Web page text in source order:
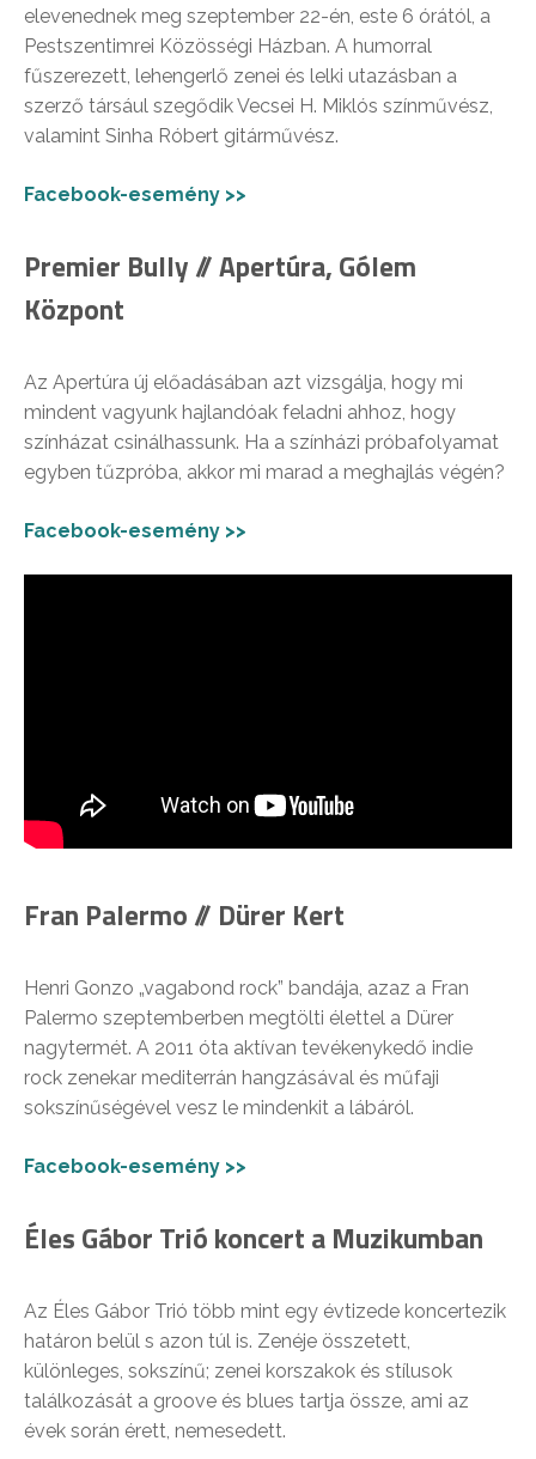
elevenednek meg szeptember 22-én, este 6 órától, a
Pestszentimrei Közösségi Házban. A humorral
fűszerezett, lehengerlő zenei és lelki utazásban a
szerző társául szegődik Vecsei H. Miklós színművész,
valamint Sinha Róbert gitárművész.
Facebook-esemény >>
Premier Bully // Apertúra, Gólem
Központ
Az Apertúra új előadásában azt vizsgálja, hogy mi
mindent vagyunk hajlandóak feladni ahhoz, hogy
színházat csinálhassunk. Ha a színházi próbafolyamat
egyben tűzpróba, akkor mi marad a meghajlás végén?
Facebook-esemény >>
Fran Palermo // Dürer Kert
Henri Gonzo „vagabond rock” bandája, azaz a Fran
Palermo szeptemberben megtölti élettel a Dürer
nagytermét. A 2011 óta aktívan tevékenykedő indie
rock zenekar mediterrán hangzásával és műfaji
sokszínűségével vesz le mindenkit a lábáról.
Facebook-esemény >>
Éles Gábor Trió koncert a Muzikumban
Az Éles Gábor Trió több mint egy évtizede koncertezik
határon belül s azon túl is. Zenéje összetett,
különleges, sokszínű; zenei korszakok és stílusok
találkozását a groove és blues tartja össze, ami az
évek során érett, nemesedett.